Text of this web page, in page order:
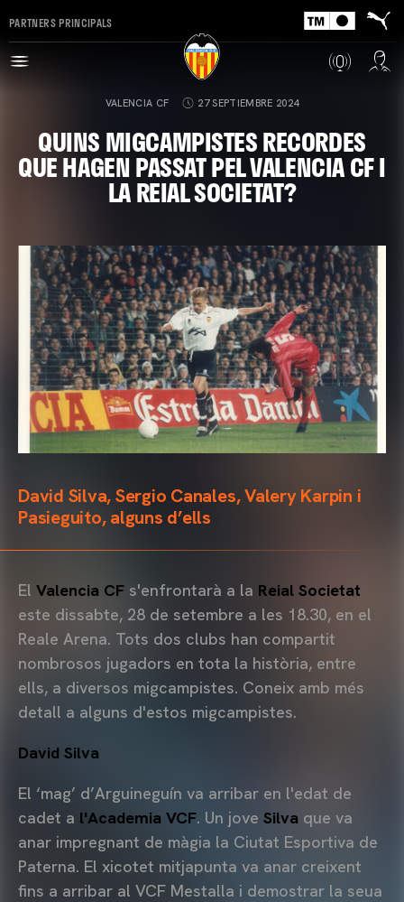
PARTNERS PRINCIPALS
VALENCIA CF 27 SEPTIEMBRE 2024
QUINS MIGCAMPISTES RECORDES
QUE HAGEN PASSAT PEL VALENCIA CF I
LA REIAL SOCIETAT?
David Silva, Sergio Canales, Valery Karpin i
Pasieguito, alguns d’ells
El Valencia CF s'enfrontarà a la Reial Societat
este dissabte, 28 de setembre a les 18.30, en el
Reale Arena. Tots dos clubs han compartit
nombrosos jugadors en tota la història, entre
ells, a diversos migcampistes. Coneix amb més
detall a alguns d'estos migcampistes.
David Silva
El ‘mag’ d’Arguineguín va arribar en l'edat de
cadet a l'Academia VCF. Un jove Silva que va
anar impregnant de màgia la Ciutat Esportiva de
Paterna. El xicotet mitjapunta va anar creixent
fins a arribar al VCF Mestalla i demostrar la seua